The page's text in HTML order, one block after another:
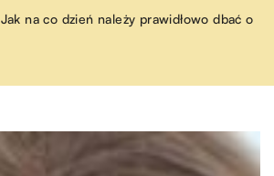
Jak na co dzień należy prawidłowo dbać o